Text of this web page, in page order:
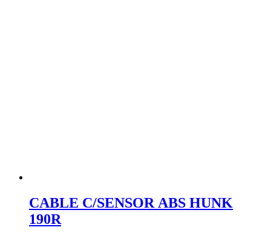
CABLE C/SENSOR ABS HUNK
190R